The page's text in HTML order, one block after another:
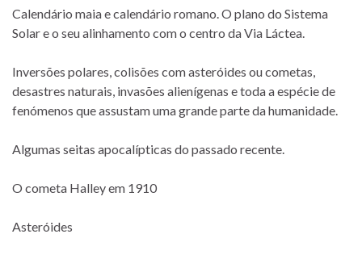
Calendário maia e calendário romano. O plano do Sistema
Solar e o seu alinhamento com o centro da Via Láctea.
Inversões polares, colisões com asteróides ou cometas,
desastres naturais, invasões alienígenas e toda a espécie de
fenómenos que assustam uma grande parte da humanidade.
Algumas seitas apocalípticas do passado recente.
O cometa Halley em 1910
Asteróides